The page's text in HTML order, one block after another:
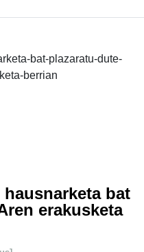
bat
erakusketa